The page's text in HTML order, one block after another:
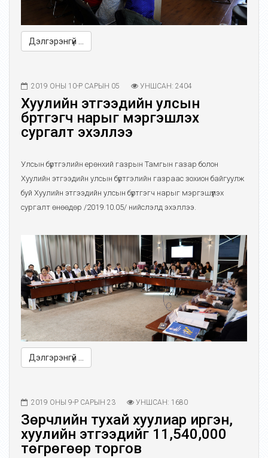
Дэлгэрэнгүй ...
2019 ОНЫ 10-Р САРЫН 05 УНШСАН: 2404
Хуулийн этгээдийн улсын
бүртгэгч нарыг мэргэшүүлэх
сургалт эхэллээ
Улсын бүртгэлийн ерөнхий газрын Тамгын газар болон
Хуулийн этгээдийн улсын бүртгэлийн газраас зохион байгуулж
буй Хуулийн этгээдийн улсын бүртгэгч нарыг мэргэшүүлэх
сургалт өнөөдөр /2019.10.05/ нийслэлд эхэллээ.
Дэлгэрэнгүй ...
2019 ОНЫ 9-Р САРЫН 23 УНШСАН: 1680
Зөрчлийн тухай хуулиар иргэн,
хуулийн этгээдийг 11,540,000
төгрөгөөр торгов